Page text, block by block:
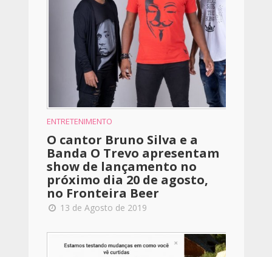
ENTRETENIMENTO
O cantor Bruno Silva e a
Banda O Trevo apresentam
show de lançamento no
próximo dia 20 de agosto,
no Fronteira Beer
13 de Agosto de 2019